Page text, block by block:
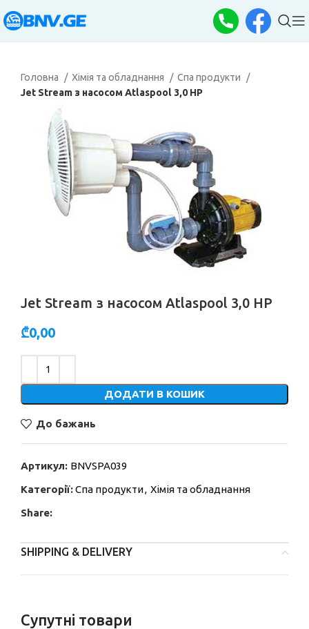
Головна Хімія та обладнання
Спа продукти
Jet Stream з насосом Atlaspool 3,0 HP
Jet Stream з насосом Atlaspool 3,0 HP
₾0,00
ДОДАТИ В КОШИК
До бажань
Артикул: BNVSPA039
Категорії:Спа продукти, Хімія та обладнання
Share:
SHIPPING & DELIVERY
Супутні товари